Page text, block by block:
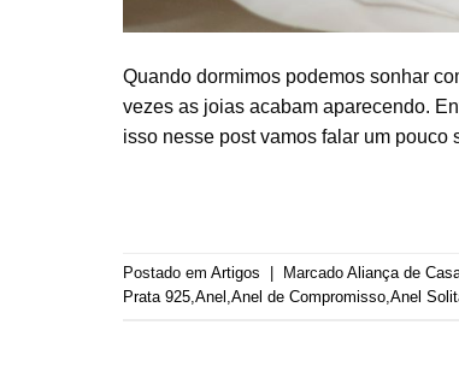
Quando dormimos podemos sonhar
vezes as joias acabam aparecendo.
isso nesse post vamos falar um
Postado em Artigos Marcado Aliança de
Prata 925,Anel ,Anel de Compromisso,Anel